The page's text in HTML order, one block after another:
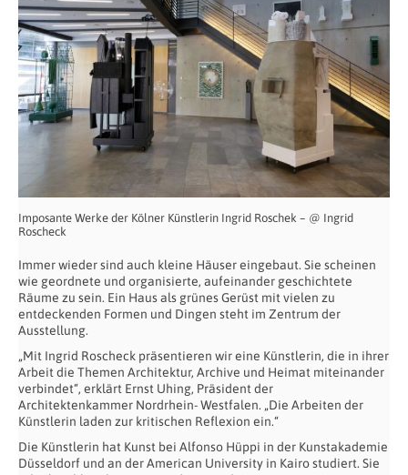
Imposante Werke der Kölner Künstlerin Ingrid Roschek – @ Ingrid
Roscheck
Immer wieder sind auch kleine Häuser eingebaut. Sie scheinen
wie geordnete und organisierte, aufeinander geschichtete
Räume zu sein. Ein Haus als grünes Gerüst mit vielen zu
entdeckenden Formen und Dingen steht im Zentrum der
Ausstellung.
„Mit Ingrid Roscheck präsentieren wir eine Künstlerin, die in ihrer
Arbeit die Themen Architektur, Archive und Heimat miteinander
verbindet“, erklärt Ernst Uhing, Präsident der
Architektenkammer Nordrhein- Westfalen. „Die Arbeiten der
Künstlerin laden zur kritischen Reflexion ein.“
Die Künstlerin hat Kunst bei Alfonso Hüppi in der Kunstakademie
Düsseldorf und an der American University in Kairo studiert. Sie